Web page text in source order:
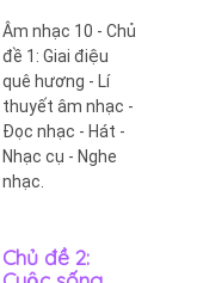
Âm nhạc 10 - Chủ
đề 1: Giai điệu
quê hương - Lí
thuyết âm nhạc -
Đọc nhạc - Hát -
Nhạc cụ - Nghe
nhạc.
Chủ đề 2: